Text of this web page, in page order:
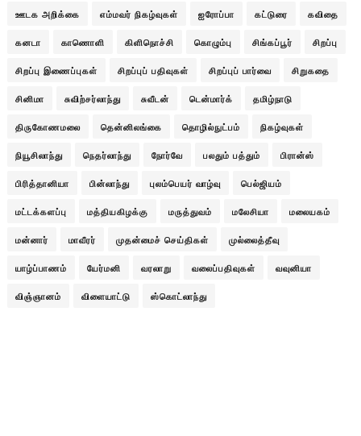
ஊடக அறிக்கை எம்மவர் நிகழ்வுகள் ஐரோப்பா கட்டுரை கவிதை
கனடா காணொளி கிளிநொச்சி கொழும்பு சிங்கப்பூர் சிறப்பு
சிறப்பு இணைப்புகள் சிறப்புப் பதிவுகள் சிறப்புப் பார்வை சிறுகதை
சினிமா சுவிற்சர்லாந்து சுவீடன் டென்மார்க் தமிழ்நாடு
திருகோணமலை தென்னிலங்கை தொழில்நுட்பம் நிகழ்வுகள்
நியூசிலாந்து நெதர்லாந்து நோர்வே பலதும் பத்தும் பிரான்ஸ்
பிரித்தானியா பின்லாந்து புலம்பெயர் வாழ்வு பெல்ஜியம்
மட்டக்களப்பு மத்தியகிழக்கு மருத்துவம் மலேசியா மலையகம்
மன்னார் மாவீரர் முதன்மைச் செய்திகள் முல்லைத்தீவு
யாழ்ப்பாணம் யேர்மனி வரலாறு வலைப்பதிவுகள் வவுனியா
விஞ்ஞானம் விளையாட்டு ஸ்கொட்லாந்து